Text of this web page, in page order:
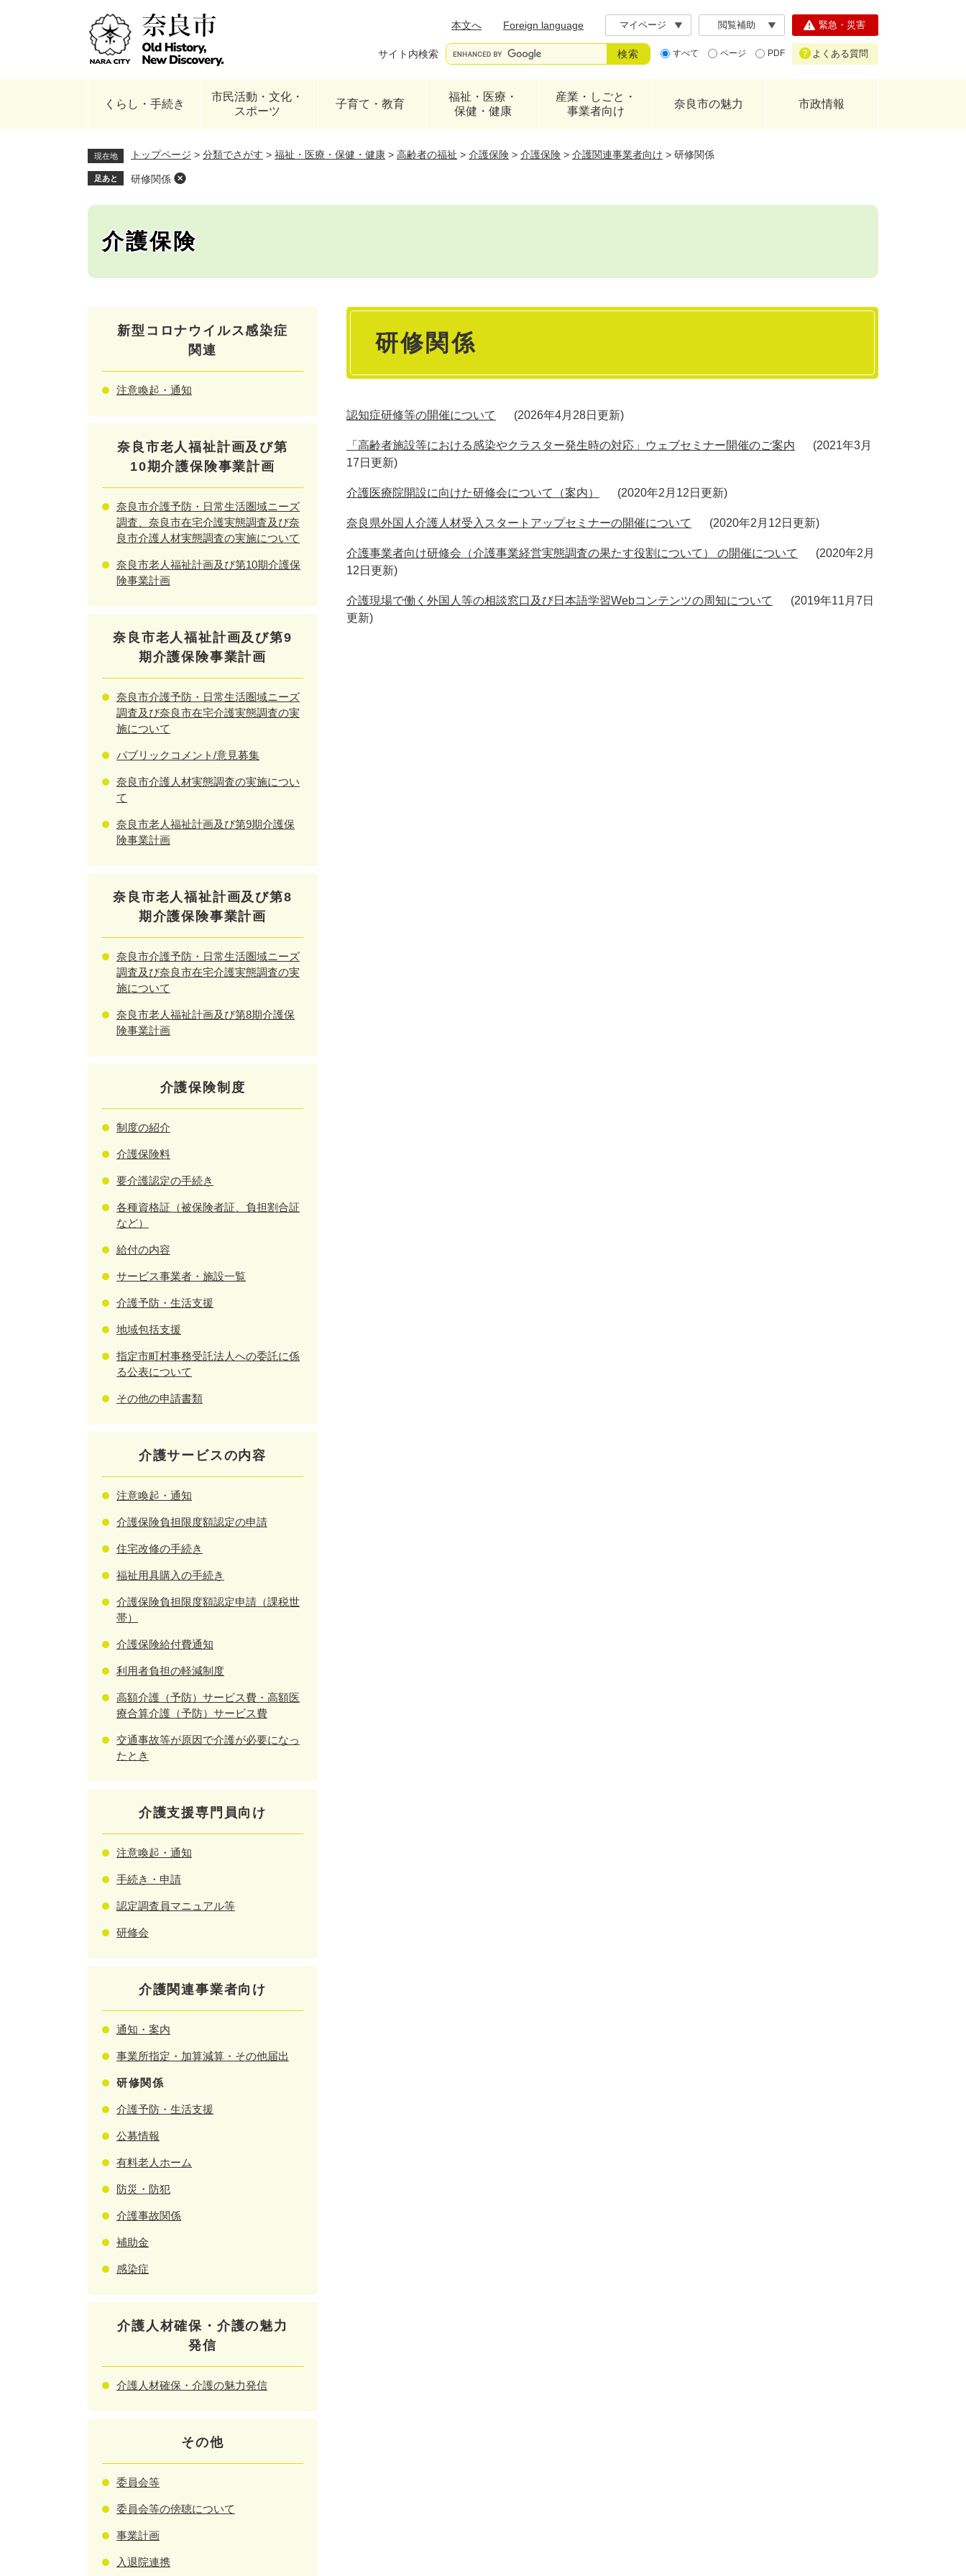
本文へ
Foreign language マイページ 閲覧補助
サイト内検索 すべて ページ PDF
緊急・災害
よくある質問
くらし・手続き
市民活動・文化・
スポーツ
子育て・教育
福祉・医療・
保健・健康
産業・しごと・
事業者向け
奈良市の魅力 市政情報
現在地 トップページ > 分類でさがす > 福祉・医療・保健・健康 > 高齢者の福祉 > 介護保険 > 介護保険 > 介護関連事業者向け > 研修関係
足あと 研修関係
介護保険
本
研修関係
認知症研修等の開催について 2026年4月28日更新
「高齢者施設等における感染やクラスター発生時の対応」ウェブセミナー開催のご案内
2021年3月
17日更新
介護医療院開設に向けた研修会について（案内） 2020年2月12日更新
奈良県外国人介護人材受入スタートアップセミナーの開催について 2020年2月12日更新
介護事業者向け研修会（介護事業経営実態調査の果たす役割について） の開催について
2020年2月
12日更新
介護現場で働く外国人等の相談窓口及び日本語学習Webコンテンツの周知について
2019年11月7日
更新
新型コロナウイルス感染症
関連
注意喚起・通知
奈良市老人福祉計画及び第
10期介護保険事業計画
奈良市介護予防・日常生活圏域ニーズ
調査、奈良市在宅介護実態調査及び奈
良市介護人材実態調査の実施について
奈良市老人福祉計画及び第10期介護保
険事業計画
奈良市老人福祉計画及び第9
期介護保険事業計画
奈良市介護予防・日常生活圏域ニーズ
調査及び奈良市在宅介護実態調査の実
施について
パブリックコメント/意見募集
奈良市介護人材実態調査の実施につい
て
奈良市老人福祉計画及び第9期介護保
険事業計画
奈良市老人福祉計画及び第8
期介護保険事業計画
奈良市介護予防・日常生活圏域ニーズ
調査及び奈良市在宅介護実態調査の実
施について
奈良市老人福祉計画及び第8期介護保
険事業計画
介護保険制度
制度の紹介
介護保険料
要介護認定の手続き
各種資格証（被保険者証、負担割合証
など）
給付の内容
サービス事業者・施設一覧
介護予防・生活支援
地域包括支援
指定市町村事務受託法人への委託に係
る公表について
その他の申請書類
介護サービスの内容
注意喚起・通知
介護保険負担限度額認定の申請
住宅改修の手続き
福祉用具購入の手続き
介護保険負担限度額認定申請（課税世
帯）
介護保険給付費通知
利用者負担の軽減制度
高額介護（予防）サービス費・高額医
療合算介護（予防）サービス費
交通事故等が原因で介護が必要になっ
たとき
介護支援専門員向け
注意喚起・通知
手続き・申請
認定調査員マニュアル等
研修会
介護関連事業者向け
通知・案内
事業所指定・加算減算・その他届出
研修関係
介護予防・生活支援
公募情報
有料老人ホーム
防災・防犯
介護事故関係
補助金
感染症
介護人材確保・介護の魅力
発信
介護人材確保・介護の魅力発信
その他
委員会等
委員会等の傍聴について
事業計画
入退院連携